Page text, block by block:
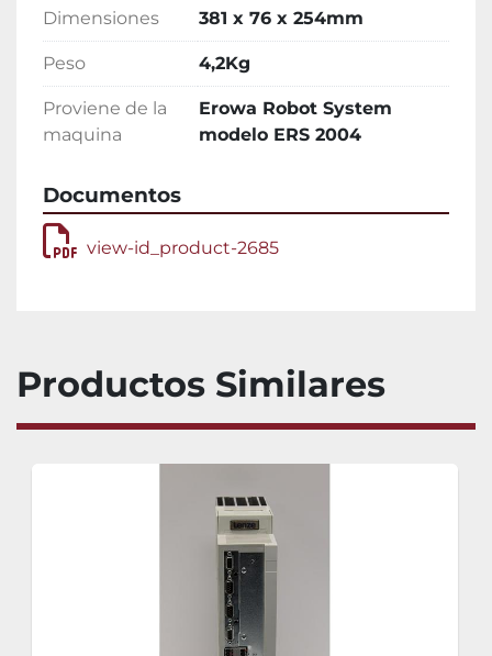
Dimensiones 381 x 76 x 254mm
Peso 4,2Kg
Proviene de la
maquina
Erowa Robot System
modelo ERS 2004
Documentos
view-id_product-2685
Productos Similares